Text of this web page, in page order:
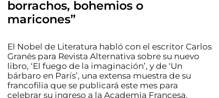
borrachos, bohemios o
maricones”
El Nobel de Literatura habló con el escritor Carlos
Granés para Revista Alternativa sobre su nuevo
libro, ‘El fuego de la imaginación’, y de ‘Un
bárbaro en París’, una extensa muestra de su
francofilia que se publicará este mes para
celebrar su ingreso a la Academia Francesa.